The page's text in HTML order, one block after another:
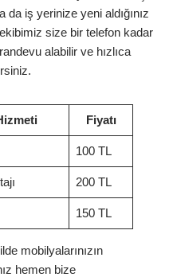
iş yerinize yeni aldığınız
size bir telefon kadar
alabilir ve hızlıca
Fiyatı
100 TL
200 TL
150 TL
mobilyalarınızın
hemen bize